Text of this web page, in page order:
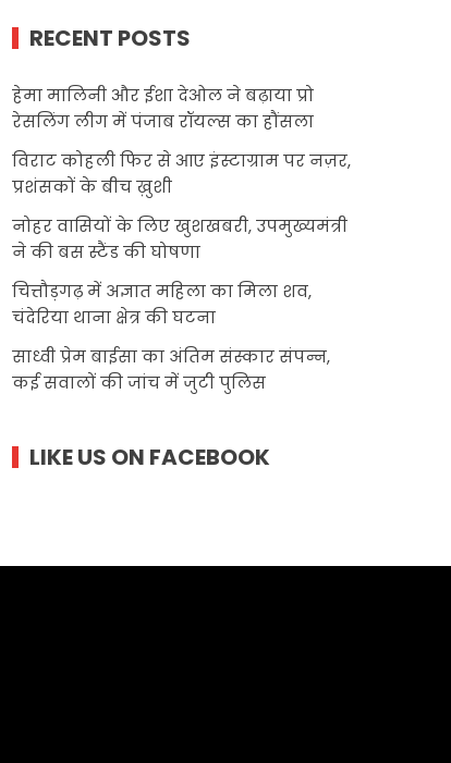
RECENT POSTS
हेमा मालिनी और ईशा देओल ने बढ़ाया प्रो
रेसलिंग लीग में पंजाब रॉयल्स का हौंसला
विराट कोहली फिर से आए इंस्टाग्राम पर नज़र,
प्रशंसकों के बीच ख़ुशी
नोहर वासियों के लिए खुशखबरी, उपमुख्यमंत्री
ने की बस स्टैंड की घोषणा
चित्तौड़गढ़ में अज्ञात महिला का मिला शव,
चंदेरिया थाना क्षेत्र की घटना
साध्वी प्रेम बाईसा का अंतिम संस्कार संपन्न,
कई सवालों की जांच में जुटी पुलिस
LIKE US ON FACEBOOK